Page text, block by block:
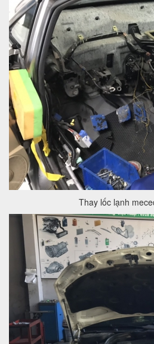
Thay lốc lạnh